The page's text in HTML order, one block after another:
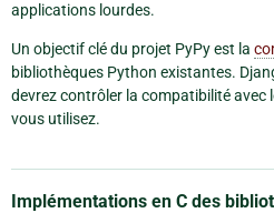
applications lourdes.
Un objectif clé du projet PyPy est la
bibliothèques Python existantes.
devrez contrôler la compatibilité avec
vous utilisez.
Implémentations en C des